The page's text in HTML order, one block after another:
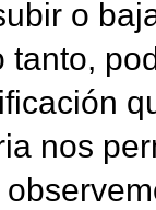
o
tanto,
nos